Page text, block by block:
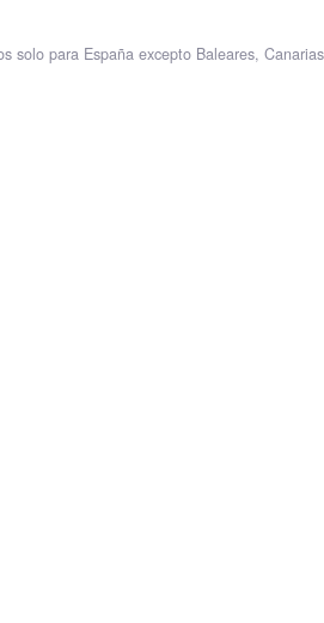
solo para España excepto Baleares,